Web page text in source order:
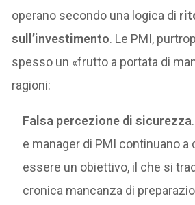
operano secondo una logica di
sull’investimento. Le PMI,
spesso un «frutto a portata di
ragioni:
Falsa percezione di sicurezza
e manager di PMI continuano a
essere un obiettivo, il che si
cronica mancanza di